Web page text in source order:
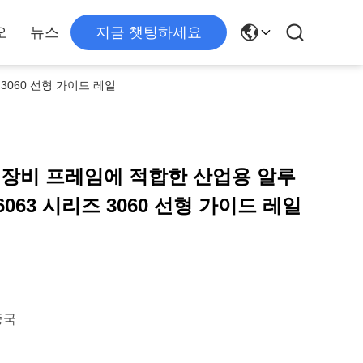
뉴스 지금 챗팅하세요
선형 가이드 레일
비 프레임에 적합한 산업용 알루
시리즈 3060 선형 가이드 레일
국